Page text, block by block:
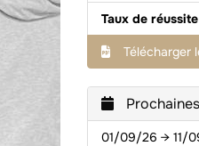
Taux de
Télécharger
01/09/26 → 11/